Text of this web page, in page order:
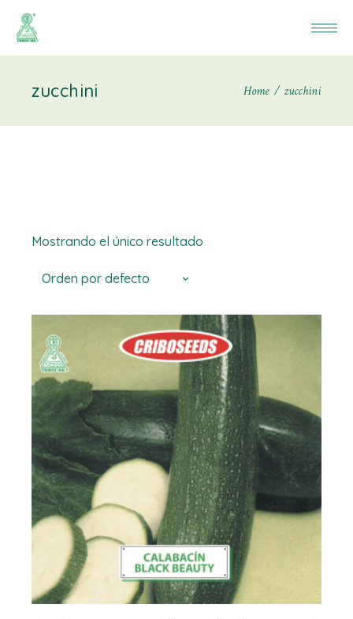
zucchini Home zucchini
Mostrando el único resultado
Orden por defecto